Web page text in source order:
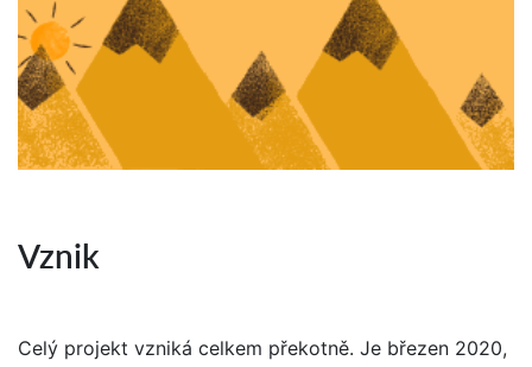
Vznik
Celý projekt vzniká celkem překotně. Je březen 2020,